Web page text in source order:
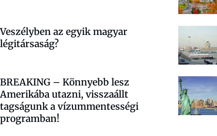
Veszélyben az egyik magyar
légitársaság?
BREAKING – Könnyebb lesz
Amerikába utazni, visszaállt
tagságunk a vízummentességi
programban!